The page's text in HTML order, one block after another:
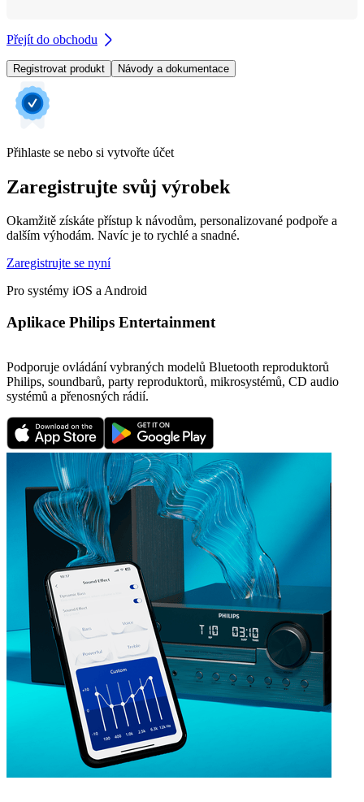
Přejít do obchodu
Registrovat produkt Návody a dokumentace
Přihlaste se nebo si vytvořte účet
Zaregistrujte svůj výrobek
Okamžitě získáte přístup k návodům, personalizované podpoře a
dalším výhodám. Navíc je to rychlé a snadné.
Zaregistrujte se nyní
Pro systémy iOS a Android
Aplikace Philips Entertainment
Podporuje ovládání vybraných modelů Bluetooth reproduktorů
Philips, soundbarů, party reproduktorů, mikrosystémů, CD audio
systémů a přenosných rádií.